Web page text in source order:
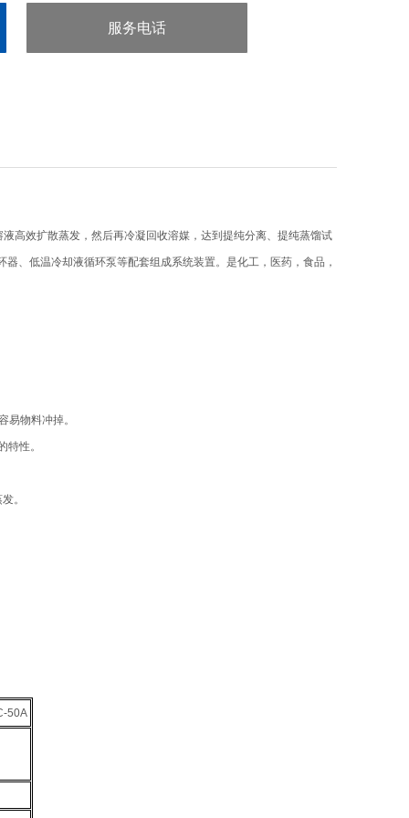
服务电话
高效扩散蒸发，然后再冷凝回收溶媒，达到提纯分离、提纯蒸馏试
、低温冷却液循环泵等配套组成系统装置。是化工，医药，食品，
易物料冲掉。
性。
。
50A